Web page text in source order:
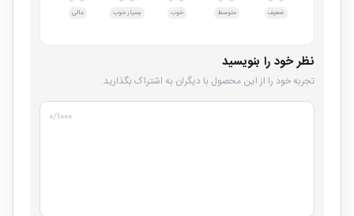
ضعیف متوسط خوب بسیار خوب عالی
نظر خود را بنویسید
تجربه خود را از این محصول با دیگران به اشتراک بگذارید.
۰/۱۰۰۰